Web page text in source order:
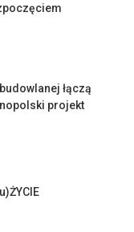
łączą
projekt